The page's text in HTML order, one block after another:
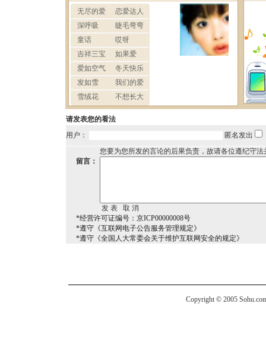
请发表您的看法
用户：
匿名发出
您要为您所发的言论的后果负责，故请各位遵纪守
留言：
*经营许可证编号：京ICP00000008号
*遵守《互联网电子公告服务管理规定》
*遵守《全国人大常委会关于维护互联网安全的规定》
Copyright © 2005